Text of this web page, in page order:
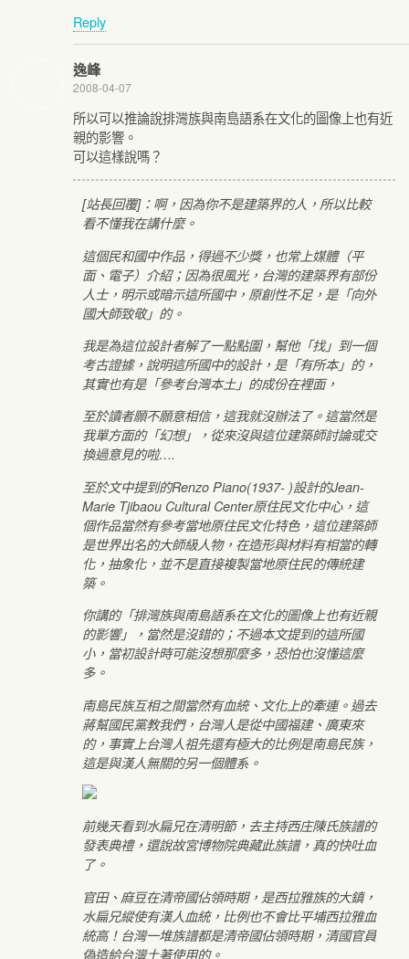
Reply
逸峰
2008-04-07
所以可以推論說排灣族與南島語系在文化的圖像上也有近
親的影響。
可以這樣說嗎？
[站長回覆]：啊，因為你不是建築界的人，所以比較
看不懂我在講什麼。
這個民和國中作品，得過不少獎，也常上媒體（平
面、電子）介紹；因為很風光，台灣的建築界有部份
人士，明示或暗示這所國中，原創性不足，是「向外
國大師致敬」的。
我是為這位設計者解了一點點圍，幫他「找」到一個
考古證據，說明這所國中的設計，是「有所本」的，
其實也有是「參考台灣本土」的成份在裡面，
至於讀者願不願意相信，這我就沒辦法了。這當然是
我單方面的「幻想」，從來沒與這位建築師討論或交
換過意見的啦….
至於文中提到的Renzo Piano(1937- )設計的Jean-
Marie Tjibaou Cultural Center原住民文化中心，這
個作品當然有參考當地原住民文化特色，這位建築師
是世界出名的大師級人物，在造形與材料有相當的轉
化，抽象化，並不是直接複製當地原住民的傳統建
築。
你講的「排灣族與南島語系在文化的圖像上也有近親
的影響」，當然是沒錯的；不過本文提到的這所國
小，當初設計時可能沒想那麼多，恐怕也沒懂這麼
多。
南島民族互相之間當然有血統、文化上的牽連。過去
蔣幫國民黨教我們，台灣人是從中國福建、廣東來
的，事實上台灣人祖先還有極大的比例是南島民族，
這是與漢人無關的另一個體系。
前幾天看到水扁兄在清明節，去主持西庄陳氏族譜的
發表典禮，還說故宮博物院典藏此族譜，真的快吐血
了。
官田、麻豆在清帝國佔領時期，是西拉雅族的大鎮，
水扁兄縱使有漢人血統，比例也不會比平埔西拉雅血
統高！台灣一堆族譜都是清帝國佔領時期，清國官員
偽造給台灣土著使用的。